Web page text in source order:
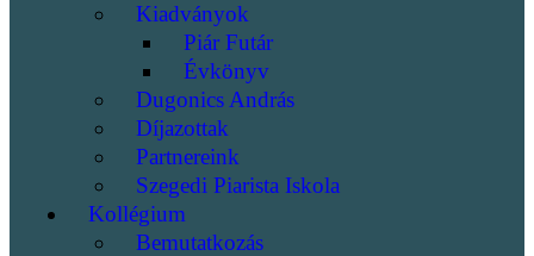
Kiadványok
Piár Futár
Évkönyv
Dugonics András
Díjazottak
Partnereink
Szegedi Piarista Iskola
Kollégium
Bemutatkozás